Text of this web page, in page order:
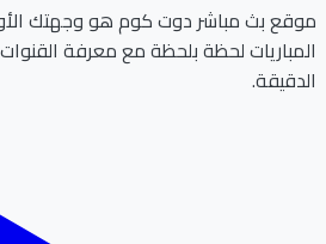
بث مباشر دوت كوم هو وجهتك الأولى
لحظة بلحظة مع معرفة القنوات